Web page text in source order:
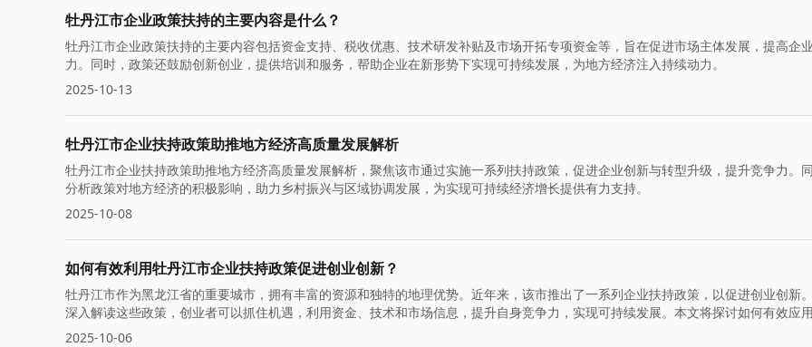
牡丹江市企业政策扶持的主要内容是什么？
牡丹江市企业政策扶持的主要内容包括资金支持、税收优惠、技术研发补贴及市场开拓专项资金等，旨在促进市场主体发展，提高企
力。同时，政策还鼓励创新创业，提供培训和服务，帮助企业在新形势下实现可持续发展，为地方经济注入持续动力。
2025-10-13
牡丹江市企业扶持政策助推地方经济高质量发展解析
牡丹江市企业扶持政策助推地方经济高质量发展解析，聚焦该市通过实施一系列扶持政策，促进企业创新与转型升级，提升竞争力。同
分析政策对地方经济的积极影响，助力乡村振兴与区域协调发展，为实现可持续经济增长提供有力支持。
2025-10-08
如何有效利用牡丹江市企业扶持政策促进创业创新？
牡丹江市作为黑龙江省的重要城市，拥有丰富的资源和独特的地理优势。近年来，该市推出了一系列企业扶持政策，以促进创业创新
深入解读这些政策，创业者可以抓住机遇，利用资金、技术和市场信息，提升自身竞争力，实现可持续发展。本文将探讨如何有效应
扶持政策，助力创业者在不断变化的市场中立足。
2025-10-06